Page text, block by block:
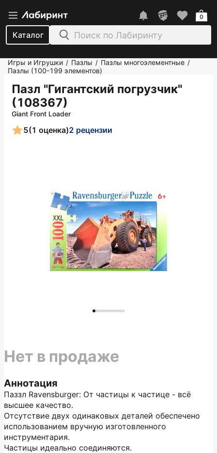
Каталог
0
Игры и Игрушки / Пазлы / Пазлы многоэлементные /
Пазлы (100-199 элементов)
Пазл "Гигантский погрузчик"
(108367)
Giant Front Loader
5(1 оценка)2 рецензии
Аннотация
Паззл Ravensburger: От частицы к частице - всё
высшее качество.
Отсутствие двух одинаковых деталей обеспечено
использованием вручную изготовленного
инструментария.
Частицы идеально соединяются.
Нет в продаже